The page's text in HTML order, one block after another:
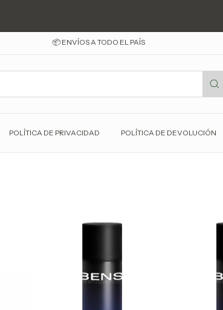
📦 ENVÍOS A TODO EL PAÍS
POLÍTICA DE PRIVACIDAD POLÍTICA DE DEVOLUCIÓN